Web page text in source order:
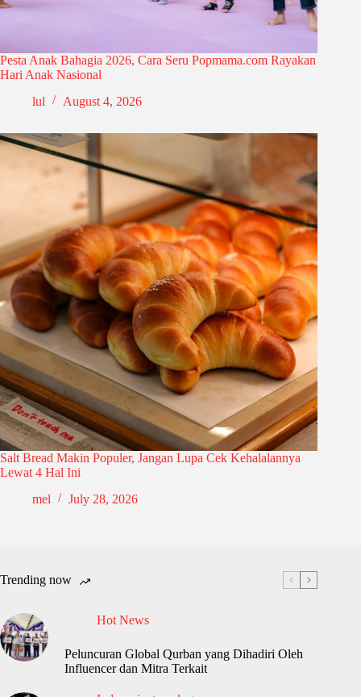
Pesta Anak Bahagia 2026, Cara Seru Popmama.com Rayakan
Hari Anak Nasional
lul
August 4, 2026
Salt Bread Makin Populer, Jangan Lupa Cek Kehalalannya
Lewat 4 Hal Ini
mel
July 28, 2026
Trending now
Hot News
Peluncuran Global Qurban yang Dihadiri Oleh
Influencer dan Mitra Terkait